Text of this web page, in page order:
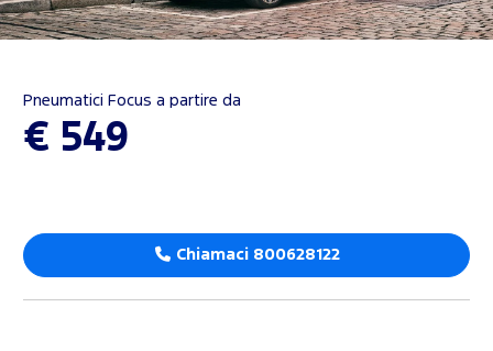
Pneumatici Focus a partire da
€ 549
Chiamaci 800628122